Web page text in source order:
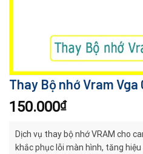
Thay Bộ nhớ Vram Vga
150.000₫
Dịch vụ thay bộ nhớ VRAM cho
khắc phục lỗi màn hình, tăng